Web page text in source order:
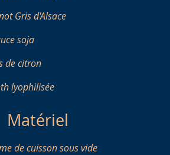
Gris d'Alsace
soja
de citron
lyophilisée
Matériel
de cuisson sous vide